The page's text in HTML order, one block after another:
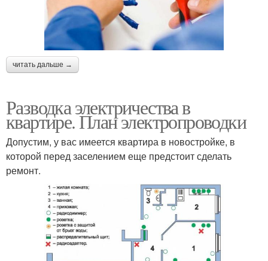
читать дальше →
Разводка электричества в
квартире. План электропроводки
Допустим, у вас имеется квартира в новостройке, в
которой перед заселением еще предстоит сделать
ремонт.